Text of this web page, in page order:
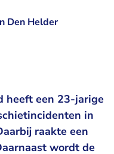
Den Helder
heeft een 23-jarige
in
raakte een
wordt de